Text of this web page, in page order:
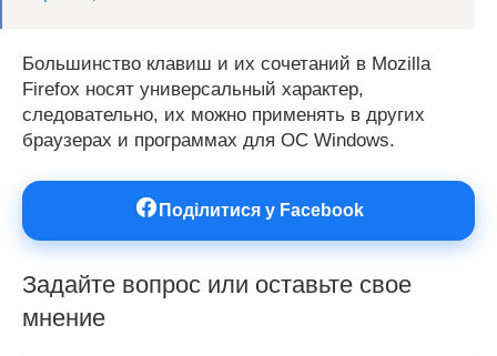
Большинство клавиш и их сочетаний в Mozilla
Firefox носят универсальный характер,
следовательно, их можно применять в других
браузерах и программах для ОС Windows.
Поділитися у Facebook
Задайте вопрос или оставьте свое
мнение